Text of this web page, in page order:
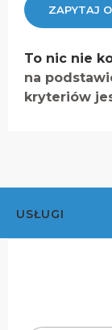
ZAPYTAJ
To nic nie
na
kryteriów
USŁUGI